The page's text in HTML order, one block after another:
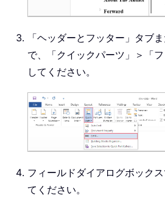
「ヘッダーとフッター」タブ
で、「クイックパーツ」＞「
してください。
フィールドダイアログボック
てください。